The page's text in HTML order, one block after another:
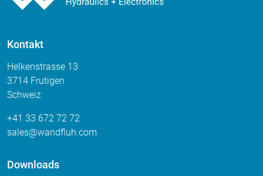
Kontakt
Helkenstrasse 13
3714 Frutigen
Schweiz
+41 33 672 72 72
sales
wandfluh com
Downloads